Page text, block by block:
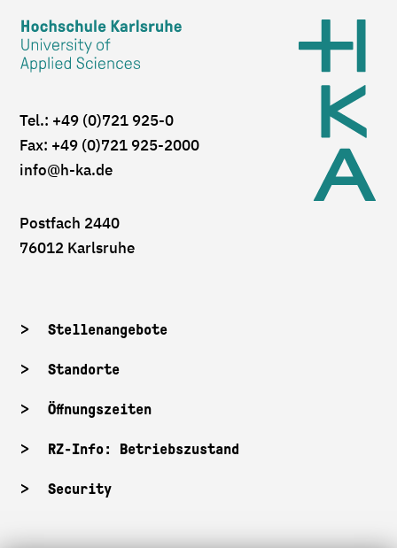
Tel.: +49 (0)721 925-0
Fax: +49 (0)721 925-2000
info@h-ka.de
Postfach 2440
76012 Karlsruhe
Stellenangebote
Standorte
Öffnungszeiten
RZ-Info: Betriebszustand
Security